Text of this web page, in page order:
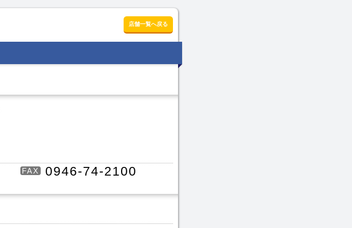
店舗一覧へ戻る
FAX 0946-74-2100